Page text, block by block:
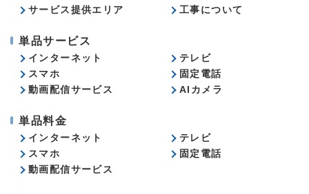
サービス提供エリア 工事について
単品サービス
インターネット
テレビ
スマホ
固定電話
動画配信サービス
AIカメラ
単品料金
インターネット
テレビ
スマホ
固定電話
動画配信サービス